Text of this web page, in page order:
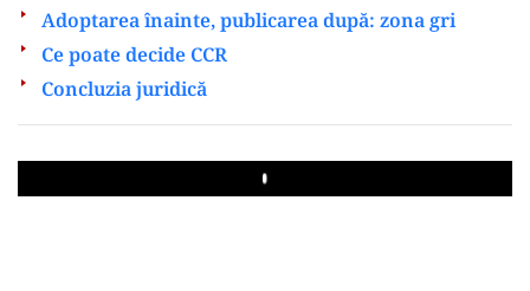
Adoptarea înainte, publicarea după: zona gri
Ce poate decide CCR
Concluzia juridică
Play